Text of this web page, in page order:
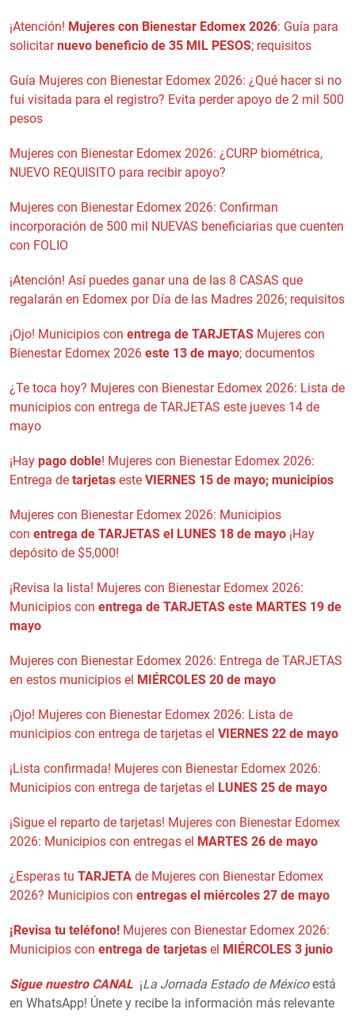
¡Atención! Mujeres con Bienestar Edomex 2026: Guía para
solicitarnuevo beneficio de 35 MIL PESOS; requisitos
Guía Mujeres con Bienestar Edomex 2026: ¿Qué hacer si no
fui visitada para el registro? Evita perder apoyo de 2 mil 500
pesos
Mujeres con Bienestar Edomex 2026: ¿CURP biométrica,
NUEVO REQUISITO para recibir apoyo?
Mujeres con Bienestar Edomex 2026: Confirman
incorporación de 500 mil NUEVAS beneficiarias que cuenten
con FOLIO
¡Atención! Así puedes ganar una de las 8 CASAS que
regalarán en Edomex por Día de las Madres 2026; requisitos
¡Ojo! Municipios con entrega de TARJETAS Mujeres con
Bienestar Edomex 2026 este 13 de mayo; documentos
¿Te toca hoy? Mujeres con Bienestar Edomex 2026: Lista de
municipios con entrega de TARJETAS este jueves 14 de
mayo
¡Hay pago doble! Mujeres con Bienestar Edomex 2026:
Entrega de tarjetas este VIERNES 15 de mayo; municipios
Mujeres con Bienestar Edomex 2026: Municipios
con entrega de TARJETAS el LUNES 18 de mayo ¡Hay
depósito de $5,000!
¡Revisa la lista! Mujeres con Bienestar Edomex 2026:
Municipios con entrega de TARJETAS este MARTES 19 de
mayo
Mujeres con Bienestar Edomex 2026: Entrega de TARJETAS
en estos municipios el MIÉRCOLES 20 de mayo
¡Ojo! Mujeres con Bienestar Edomex 2026: Lista de
municipios con entrega de tarjetas el VIERNES 22 de mayo
¡Lista confirmada! Mujeres con Bienestar Edomex 2026:
Municipios con entrega de tarjetas el LUNES 25 de mayo
¡Sigue el reparto de tarjetas! Mujeres con Bienestar Edomex
2026: Municipios con entregas el MARTES 26 de mayo
¿Esperas tu TARJETA de Mujeres con Bienestar Edomex
2026? Municipios con entregas el miércoles 27 de mayo
¡Revisa tu teléfono! Mujeres con Bienestar Edomex 2026:
Municipios con entrega de tarjetas el MIÉRCOLES 3 junio
Sigue nuestro CANAL ¡La Jornada Estado de Méxicoestá
en WhatsApp! Únete y recibe la información más relevante